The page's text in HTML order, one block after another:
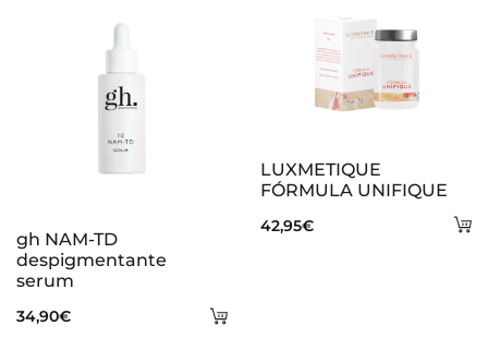
Añadir
gh NAM-TD
despigmentante
serum
34,90€
LUXMETIQUE
FÓRMULA UNIFIQUE
42,95€